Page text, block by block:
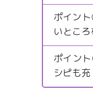
ポイン
いとこ
ポイン
シピも充